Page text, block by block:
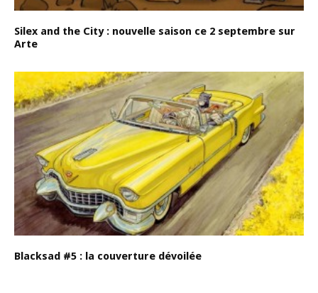
Silex and the City : nouvelle saison ce 2 septembre sur
Arte
Blacksad #5 : la couverture dévoilée